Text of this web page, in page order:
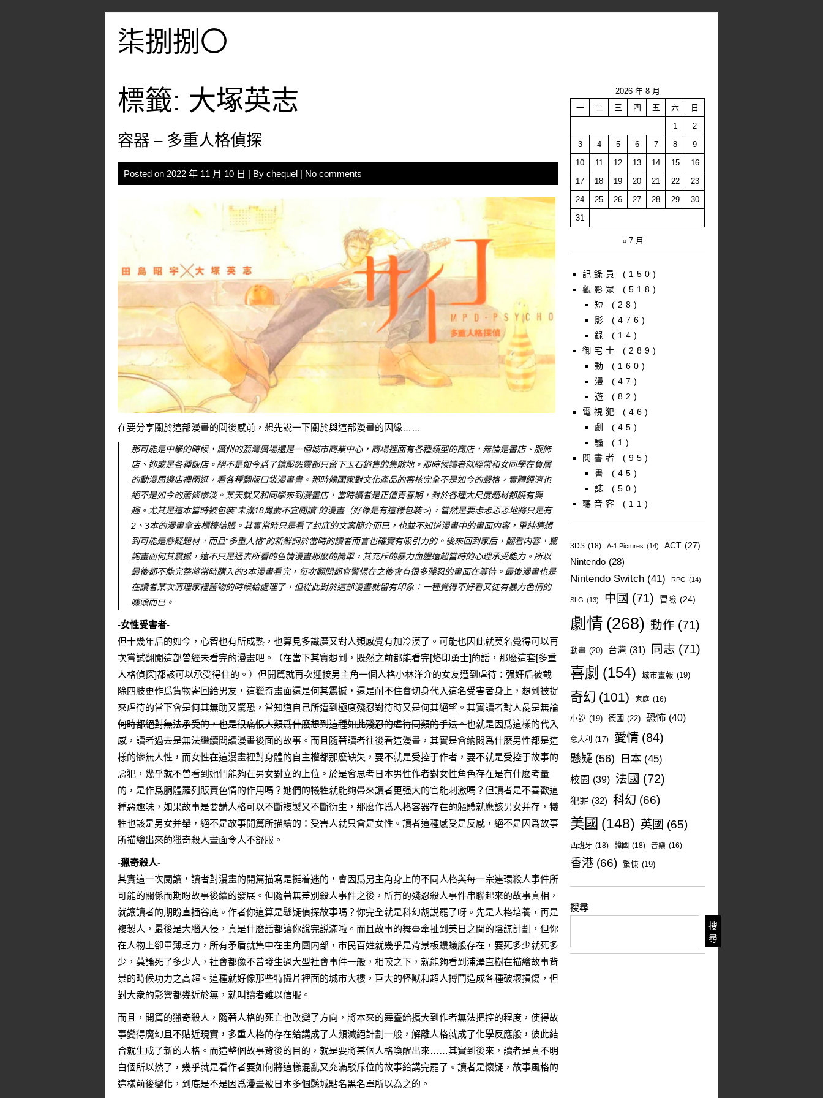
柒捌捌〇
標籤: 大塚英志
容器 – 多重人格偵探
Posted on 2022 年 11 月 10 日 | By chequel | No comments
在要分享關於這部漫畫的閲後感前，想先說一下關於與這部漫畫的因緣……
那可能是中學的時候，廣州的荔灣廣場還是一個城市商業中心，商場裡面有各種類型的商店，無論是書店、服飾
店、抑或是各種飯店。絕不是如今爲了鎮壓怨靈都只留下玉石銷售的集散地。那時候讀者就經常和女同學在負層
的動漫周邊店裡閑逛，看各種翻版口袋漫畫書。那時候國家對文化產品的審核完全不是如今的嚴格，實體經濟也
絕不是如今的蕭條慘淡。某天就又和同學來到漫畫店，當時讀者是正值青春期，對於各種大尺度題材都饒有興
趣。尤其是這本當時被包裝“未滿18周歲不宜閲讀”的漫畫（好像是有這樣包裝:>)，當然是要忐忐忑忑地將只是有
2、3本的漫畫拿去櫃檯結賬。其實當時只是看了封底的文案簡介而已，也並不知道漫畫中的畫面内容，單純猜想
到可能是懸疑題材，而且“多重人格”的新鮮詞於當時的讀者而言也確實有吸引力的。後來回到家后，翻看内容，驚
詫畫面何其震撼，遠不只是過去所看的色情漫畫那麽的簡單，其充斥的暴力血腥遠超當時的心理承受能力。所以
最後都不能完整將當時購入的3本漫畫看完，每次翻閲都會警惕在之後會有很多殘忍的畫面在等待。最後漫畫也是
在讀者某次清理家裡舊物的時候給處理了，但從此對於這部漫畫就留有印象：一種覺得不好看又徒有暴力色情的
噱頭而已。
-女性受害者-
但十幾年后的如今，心智也有所成熟，也算見多識廣又對人類感覺有加冷漠了。可能也因此就莫名覺得可以再
次嘗試翻閲這部曾經未看完的漫畫吧。（在當下其實想到，既然之前都能看完[烙印勇士]的話，那麽這套[多重
人格偵探]都該可以承受得住的。）但開篇就再次迎接男主角一個人格小林洋介的女友遭到虐待：强奸后被截
除四肢更作爲貨物寄回給男友，這獵奇畫面還是何其震撼，還是耐不住會切身代入這名受害者身上，想到被捉
來虐待的當下會是何其無助又驚恐，當知道自己所遭到極度殘忍對待時又是何其絕望。 其實讀者對人彘是無論
何時都絕對無法承受的，也是很痛恨人類爲什麽想到這種如此殘忍的虐待同類的手法。也就是因爲這樣的代入
感，讀者過去是無法繼續閲讀漫畫後面的故事。而且隨著讀者往後看這漫畫，其實是會納悶爲什麽男性都是這
樣的慘無人性，而女性在這漫畫裡對身體的自主權都那麽缺失，要不就是受控于作者，要不就是受控于故事的
惡犯，幾乎就不曾看到她們能夠在男女對立的上位。於是會思考日本男性作者對女性角色存在是有什麽考量
的，是作爲胴體羅列販賣色情的作用嗎？她們的犧牲就能夠帶來讀者更强大的官能刺激嗎？但讀者是不喜歡這
種惡趣味，如果故事是要講人格可以不斷複製又不斷衍生，那麽作爲人格容器存在的軀體就應該男女并存，犧
牲也該是男女并舉，絕不是故事開篇所描繪的：受害人就只會是女性。讀者這種感受是反感，絕不是因爲故事
所描繪出來的獵奇殺人畫面令人不舒服。
-獵奇殺人-
其實這一次閲讀，讀者對漫畫的開篇描寫是挺着迷的，會因爲男主角身上的不同人格與每一宗連環殺人事件所
可能的關係而期盼故事後續的發展。但隨著無差別殺人事件之後，所有的殘忍殺人事件串聯起來的故事真相，
就讓讀者的期盼直插谷底。作者你這算是懸疑偵探故事嗎？你完全就是科幻胡説罷了呀。先是人格培養，再是
複製人，最後是大腦入侵，真是什麽話都讓你說完説滿啦。而且故事的舞臺牽扯到美日之間的陰謀計劃，但你
在人物上卻單薄乏力，所有矛盾就集中在主角團内部，市民百姓就幾乎是背景板螻蟻般存在，要死多少就死多
少，莫論死了多少人，社會都像不曾發生過大型社會事件一般，相較之下，就能夠看到浦澤直樹在描繪故事背
景的時候功力之高超。這種就好像那些特攝片裡面的城市大樓，巨大的怪獸和超人搏鬥造成各種破壞損傷，但
對大衆的影響都幾近於無，就叫讀者難以信服。
而且，開篇的獵奇殺人，隨著人格的死亡也改變了方向，將本來的舞臺給擴大到作者無法把控的程度，使得故
事變得魔幻且不貼近現實，多重人格的存在給講成了人類滅絕計劃一般，解離人格就成了化學反應般，彼此結
合就生成了新的人格。而這整個故事背後的目的，就是要將某個人格喚醒出來……其實到後來，讀者是真不明
白個所以然了，幾乎就是看作者要如何將這樣混亂又充滿駁斥位的故事給講完罷了。讀者是懷疑，故事風格的
這樣前後變化，到底是不是因爲漫畫被日本多個縣城點名黑名單所以為之的。
2026 年 8 月
一
二 三 四 五 六
日
1
2
3
4 5 6 7 8
9
10
11 12 13 14 15
16
17
18 19 20 21 22
23
24
25 26 27 28 29
30
31
« 7 月
記錄員
(150)
觀影眾
(518)
短
(28)
影
(476)
錄
(14)
御宅士
(289)
動
(160)
漫
(47)
遊
(82)
電視犯
(46)
劇
(45)
騷
(1)
閱書者
(95)
書
(45)
誌
(50)
聽音客
(11)
3DS (18) A-1 Pictures (14) ACT (27)
Nintendo (28)
Nintendo Switch (41) RPG (14)
SLG (13) 中國 (71) 冒險 (24)
劇情 (268) 動作 (71)
動畫 (20) 台灣 (31) 同志 (71)
喜劇 (154) 城市畫報 (19)
奇幻 (101) 家庭 (16)
小說 (19) 德國 (22) 恐怖 (40)
意大利 (17) 愛情 (84)
懸疑 (56) 日本 (45)
校園 (39) 法國 (72)
犯罪 (32) 科幻 (66)
美國 (148) 英國 (65)
西班牙 (18) 韓國 (18) 音樂 (16)
香港 (66) 驚悚 (19)
搜尋
搜
尋